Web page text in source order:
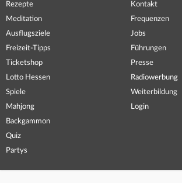
Rezepte
Meditation
Ausflugsziele
Freizeit-Tipps
Ticketshop
Lotto Hessen
Spiele
Mahjong
Backgammon
Quiz
Partys
Kontakt
Frequenzen
Jobs
Führungen
Presse
Radiowerbung
Weiterbildung
Login